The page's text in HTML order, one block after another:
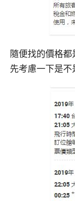
隨便找的價格
先考慮一下是不